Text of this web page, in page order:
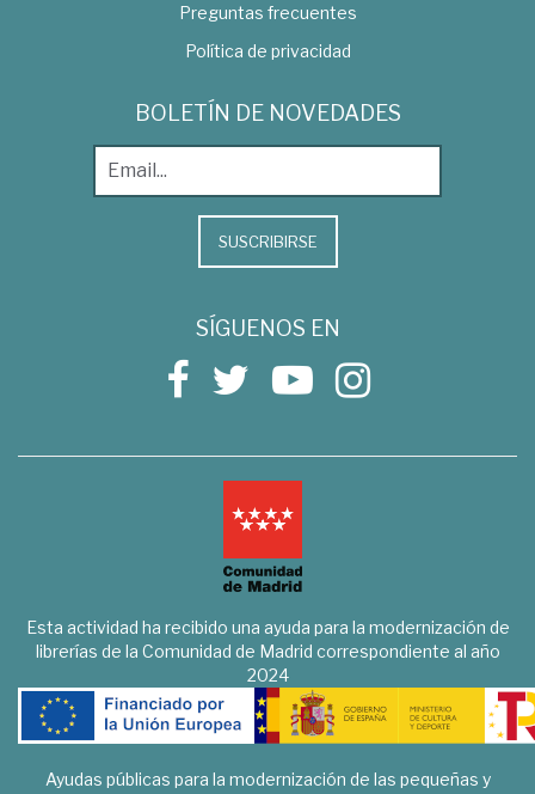
Preguntas frecuentes
Política de privacidad
BOLETÍN DE NOVEDADES
SUSCRIBIRSE
SÍGUENOS EN
Esta actividad ha recibido una ayuda para la modernización de
librerías de la Comunidad de Madrid correspondiente al año
2024
Ayudas públicas para la modernización de las pequeñas y